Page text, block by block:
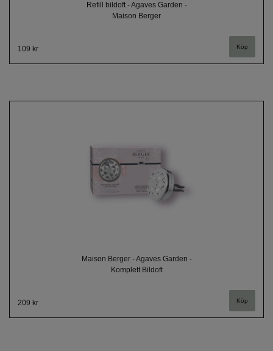
Refill bildoft - Agaves Garden -
Maison Berger
109 kr
Maison Berger - Agaves Garden -
Komplett Bildoft
209 kr